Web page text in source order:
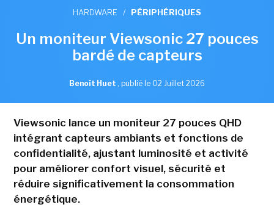
HARDWARE / PÉRIPHÉRIQUES
Un moniteur Viewsonic 27 pouces
bardé de capteurs
Benoît Huet , publié le 02 Juillet 2026
Viewsonic lance un moniteur 27 pouces QHD
intégrant capteurs ambiants et fonctions de
confidentialité, ajustant luminosité et activité
pour améliorer confort visuel, sécurité et
réduire significativement la consommation
énergétique.